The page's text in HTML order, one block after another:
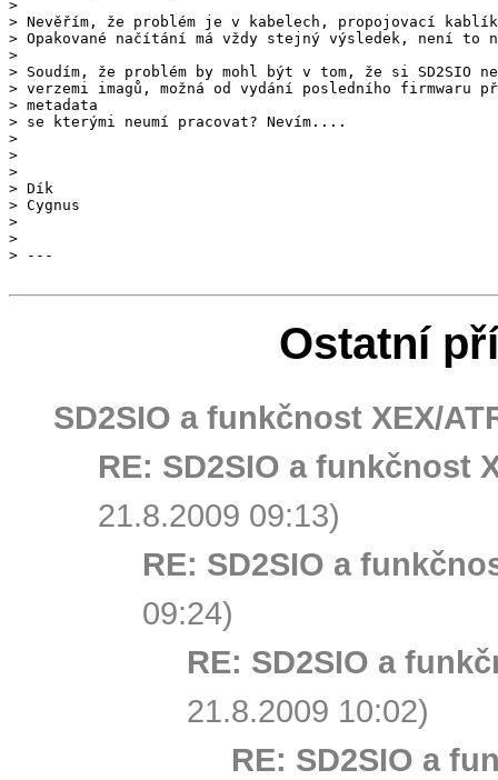
>
> Nevěřím, že problém je v kabelech, propojovací kablík
> Opakované načítání má vždy stejný výsledek, není to
>
> Soudím, že problém by mohl být v tom, že si SD2SIO
> verzemi imagů, možná od vydání posledního
> metadata
> se kterými neumí pracovat? Nevím....
>
>
>
> Dík
> Cygnus
>
>
Ostatní
SD2SIO a funkčnost XEX/
RE: SD2SIO a funkčnost
21.8.2009 09:13)
RE: SD2SIO a
09:24)
RE: SD2SIO a
21.8.2009 10:02)
RE: SD2SIO a